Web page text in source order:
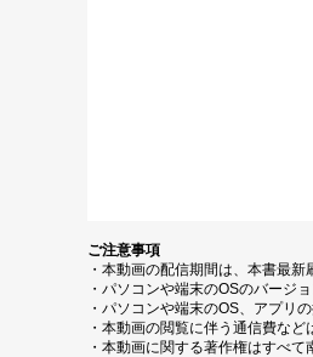
ご注意事項
・本動画の配信期間は、本書最
・パソコンや端末のOSのバージ
・パソコンや端末のOS、アプリ
・本動画の閲覧に伴う通信費など
・本動画に関する著作権はすべ